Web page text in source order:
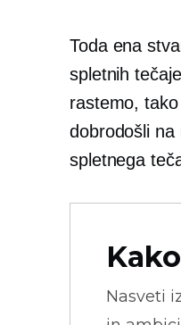
Toda ena
spletnih
rastemo,
dobrodošli na
spletnega
Nasveti